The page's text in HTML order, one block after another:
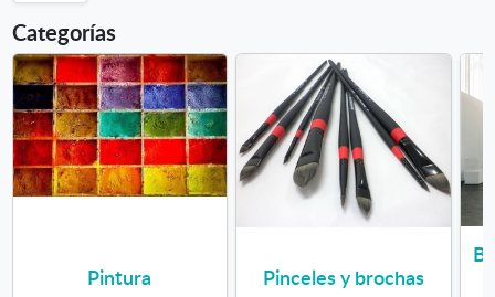
Categorías
Pintura Pinceles y brochas